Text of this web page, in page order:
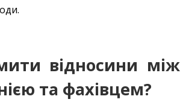
відносини між
та фахівцем?